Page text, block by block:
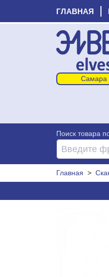
ГЛАВНАЯ
Поиск товара
Главная >